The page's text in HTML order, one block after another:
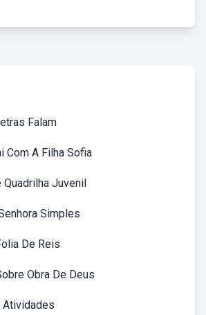
Falam
Com A Filha Sofia
Juvenil
Simples
De Reis
Obra De Deus
Atividades